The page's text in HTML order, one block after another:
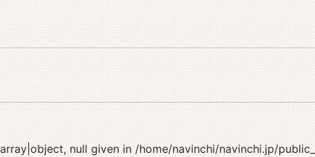
null given in/home/navinchi/navinchi.jp/